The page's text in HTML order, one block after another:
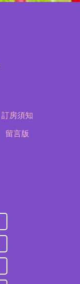
訂房須知
留言版